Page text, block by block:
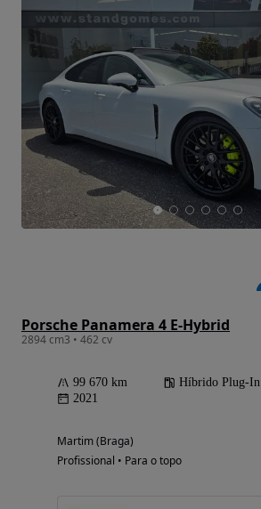
Porsche Panamera 4 E-Hybrid
2894 cm3 • 462 cv
99 670 km Híbrido Plug-In
2021
Martim (Braga)
Profissional • Para o topo